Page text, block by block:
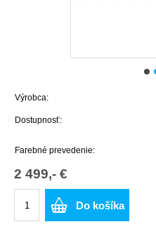
Výrobca:
Dostupnosť:
Farebné prevedenie:
2 499,- €
Do košíka